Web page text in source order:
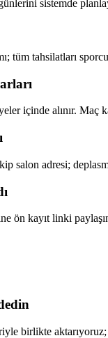
sistemde
tüm tahsilatları
içinde alınır. Maç
salon adresi;
ön kayıt linki
birlikte